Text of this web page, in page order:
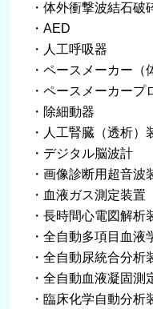
・体外衝撃波結石破
・AED
・人工呼吸器
・ペースメーカー（
・ペースメーカープ
・除細動器
・人工腎臓（透析）
・デジタル脳波計
・画像診断用超音波
・血液ガス測定装置
・長時間心電図解析
・全自動多項目血液
・全自動尿統合分析
・全自動血液凝固測
・臨床化学自動分析